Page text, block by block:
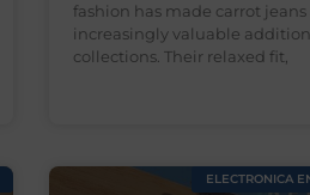
fashion has made carrot jeans
increasingly valuable
collections. Their relaxed fit,
ELECTRONICA